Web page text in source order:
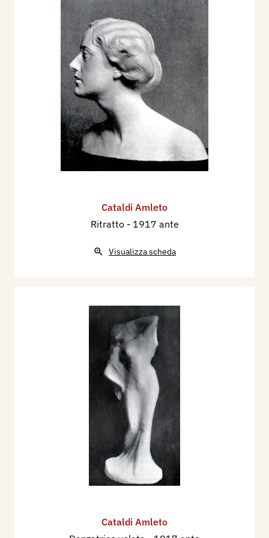
celeste, quando egli converte alla propria
ispirazione le donne venute dalla Ciociaria e dal
Napoletano. Qui l’antico fascino greco si risveglia
nei neri occhi, fra le lunghe palpebre, fra le trecce
spioventi sul collo niveo. Ed è lo stesso fascino
che emana dal’Anfora
L’opera, infatti, è la purezza della beltà umana ed
una bellezza che scaturisce da un gesto
semplice. Poche linee bastano a formare questa
creatura perfetta; col minimo dei semplici mezzi
dell’effetto. L’Anfora è una scultura d’eccezione
perché in essa il soggetto vive e pensa. Le idee
melodie risuonanti in una notte di stelle e la
specialmente i suoi ritratti e i suoi nudi più
significativi. Ho rivisto un ritratto di Francesca
Bertini nel quale si uniscono ed armonizzano il
mondo greco-latino, il romanticismo moderno,
l’orientalismo, la sonnolenza idealista. E non so
che ammirare di più, se la bellezza del volto, lo
sguardo fiso e lontano o la tristezza nostalgica.
Ogni linea impressa sulla creta, risponde ad uno
stato d’animo tutto particolare. Per esempio, nel
ritratto della signorina Lola Ever, un
temperamento mai lotta con tanta energia per
possedere la gioia più intensa. L’aspetto di
Cataldi Amleto
Ritratto - 1917 ante
Visualizza scheda
Cataldi Amleto